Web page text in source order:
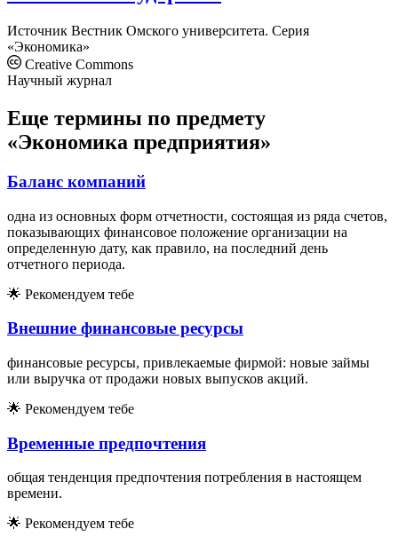
Источник Вестник Омского университета. Серия
«Экономика»
Creative Commons
Научный журнал
Еще термины по предмету
«Экономика предприятия»
Баланс компаний
одна из основных форм отчетности, состоящая из ряда счетов,
показывающих финансовое положение организации на
определенную дату, как правило, на последний день
отчетного периода.
🌟 Рекомендуем тебе
Внешние финансовые ресурсы
финансовые ресурсы, привлекаемые фирмой: новые займы
или выручка от продажи новых выпусков акций.
🌟 Рекомендуем тебе
Временные предпочтения
общая тенденция предпочтения потребления в настоящем
времени.
🌟 Рекомендуем тебе